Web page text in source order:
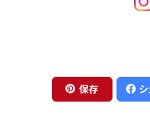
ちびまる子ちゃんandクレ
【山加商店×yaeko】
HAPPY DINING(ハッピ
保存